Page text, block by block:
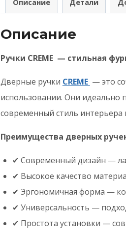
Описание Детали
Описание
Ручки CREME — стильная
Дверные ручки CREME — это
использовании. Они идеально
современный стиль интерьера
Преимущества дверных ручек
✔ Современный дизайн —
✔ Высокое качество
✔ Эргономичная форма —
✔ Универсальность —
✔ Простота установки —